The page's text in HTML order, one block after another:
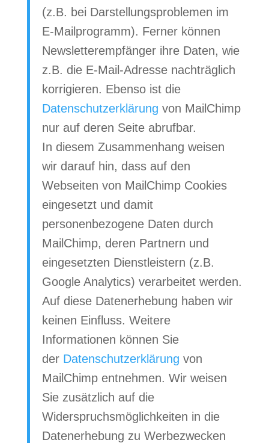
(z.B. bei Darstellungsproblemen im
E-Mailprogramm). Ferner können
Newsletterempfänger ihre Daten, wie
z.B. die E-Mail-Adresse nachträglich
korrigieren. Ebenso ist die
Datenschutzerklärung von MailChimp
nur auf deren Seite abrufbar.
In diesem Zusammenhang weisen
wir darauf hin, dass auf den
Webseiten von MailChimp Cookies
eingesetzt und damit
personenbezogene Daten durch
MailChimp, deren Partnern und
eingesetzten Dienstleistern (z.B.
Google Analytics) verarbeitet werden.
Auf diese Datenerhebung haben wir
keinen Einfluss. Weitere
Informationen können Sie
der Datenschutzerklärung von
MailChimp entnehmen. Wir weisen
Sie zusätzlich auf die
Widerspruchsmöglichkeiten in die
Datenerhebung zu Werbezwecken